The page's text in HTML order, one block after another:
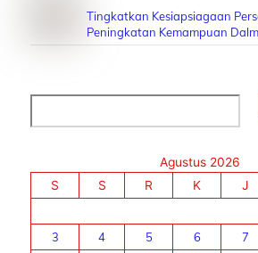
Tingkatkan Kesiapsiagaan
Peningkatan Kemampuan
Agustus 2026
S
S R K J
3
4 5 6 7